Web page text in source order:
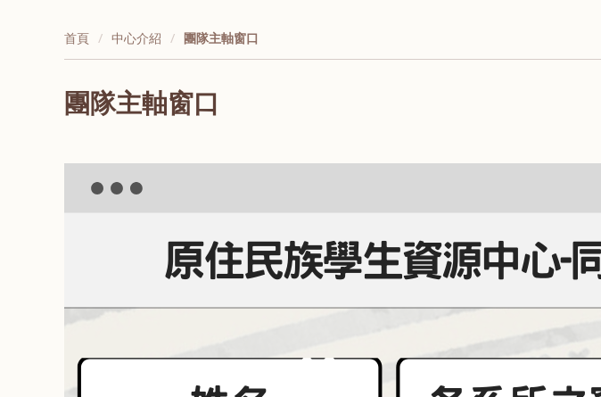
首頁 中心介紹 團隊主軸窗口
團隊主軸窗口